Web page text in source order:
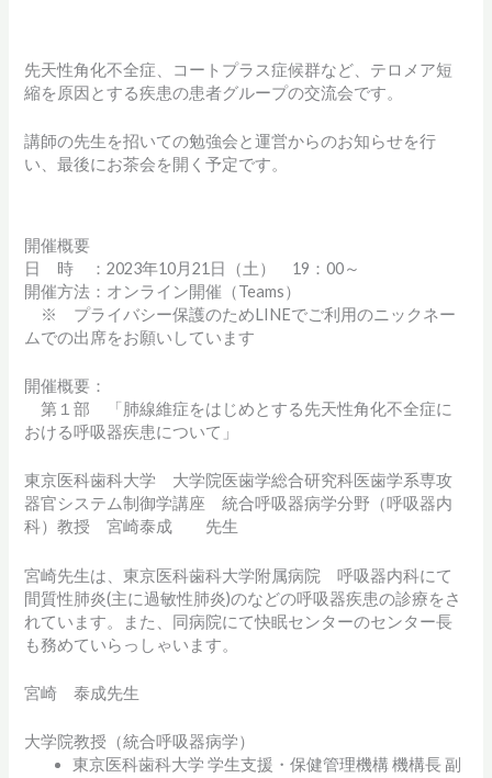
先天性角化不全症、コートプラス症候群など、テロメア短
縮を原因とする疾患の患者グループの交流会です。
講師の先生を招いての勉強会と運営からのお知らせを行
い、最後にお茶会を開く予定です。
開催概要
日 時 ：2023年10月21日（土） 19：00～
開催方法：オンライン開催（Teams）
※ プライバシー保護のためLINEでご利用のニックネー
ムでの出席をお願いしています
開催概要：
第１部 「肺線維症をはじめとする先天性角化不全症に
おける呼吸器疾患について」
東京医科歯科大学 大学院医歯学総合研究科医歯学系専攻
器官システム制御学講座 統合呼吸器病学分野（呼吸器内
科）教授 宮崎泰成 先生
宮崎先生は、東京医科歯科大学附属病院 呼吸器内科にて
間質性肺炎(主に過敏性肺炎)のなどの呼吸器疾患の診療をさ
れています。また、同病院にて快眠センターのセンター長
も務めていらっしゃいます。
宮崎 泰成先生
大学院教授（統合呼吸器病学）
東京医科歯科大学 学生支援・保健管理機構 機構長 副